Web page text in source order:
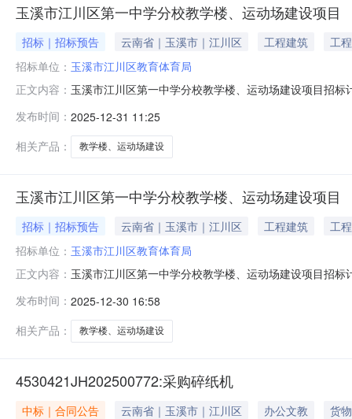
玉溪市江川区第一中学分校教学楼、运动场建设项目
招标｜招标预告 云南省｜玉溪市｜江川区 工程建筑
工程
招标单位： 玉溪市江川区教育体育局
正文内容： 玉溪市江川区第一中学分校教学楼、运动场建设项目招
标公告发布时间：2026-01-3018:00招标内容：项目用
息均为
发布时间： 2025-12-31 11:25
相关产品：
教学楼、运动场建设
玉溪市江川区第一中学分校教学楼、运动场建设项目
招标｜招标预告 云南省｜玉溪市｜江川区 工程建筑
工程
招标单位： 玉溪市江川区教育体育局
正文内容： 玉溪市江川区第一中学分校教学楼、运动场建设项目招
标公告发布时间：2025-12-0100:00招标内容：项目用
息均为
发布时间： 2025-12-30 16:58
相关产品：
教学楼、运动场建设
4530421JH202500772:采购碎纸机
中标｜合同公告 云南省｜玉溪市｜江川区 办公文教
货物